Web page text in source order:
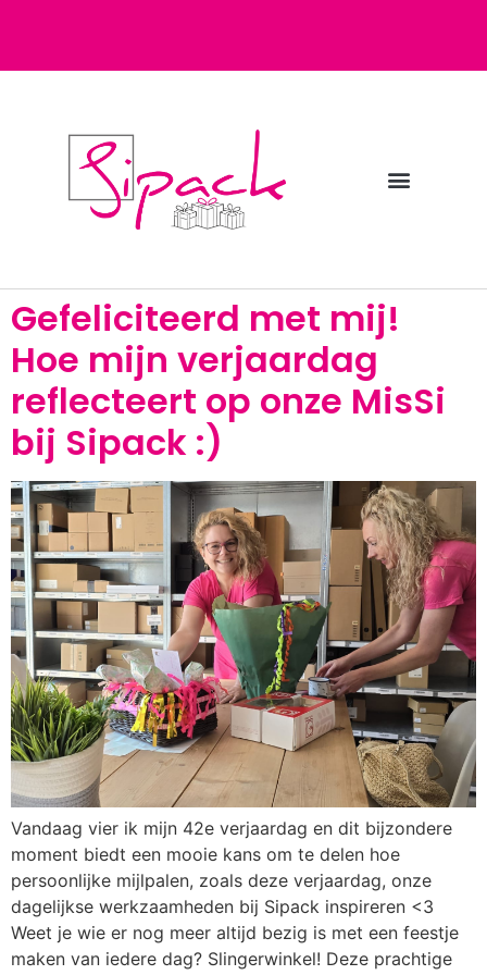
Gefeliciteerd met mij!
Hoe mijn verjaardag
reflecteert op onze MisSi
bij Sipack :)
Vandaag vier ik mijn 42e verjaardag en dit bijzondere
moment biedt een mooie kans om te delen hoe
persoonlijke mijlpalen, zoals deze verjaardag, onze
dagelijkse werkzaamheden bij Sipack inspireren <3
Weet je wie er nog meer altijd bezig is met een feestje
maken van iedere dag? Slingerwinkel! Deze prachtige